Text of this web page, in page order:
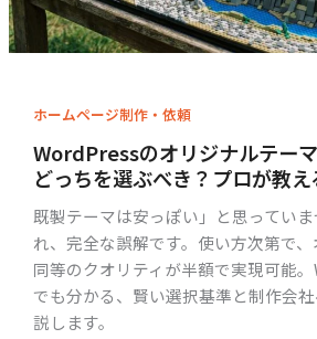
ホームページ制作・依頼
WordPressのオリジナルテーマ
どっちを選ぶべき？プロが教
既製テーマは安っぽい」と思ってい
れ、完全な誤解です。使い方次第で
同等のクオリティが半額で実現可能
でも分かる、賢い選択基準と制作会
説します。